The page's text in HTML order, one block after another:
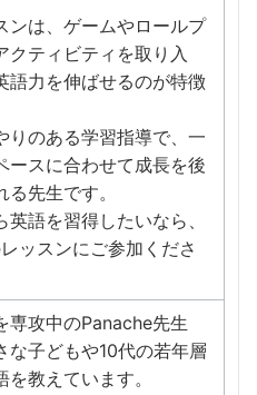
ンは、ゲームやロールプ
クティビティを取り入
語力を伸ばせるのが特徴
りのある学習指導で、一
ースに合わせて成長を後
先生です。
英語を習得したいなら、
ッスンにご参加くださ
専攻中のPanache先生
な子どもや10代の若年層
を教えています。